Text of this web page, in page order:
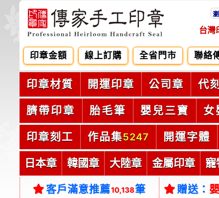
台灣
印章金額 線上訂購 全省門市 聯絡
印章材質 開運印章 公司章 代
臍帶印章 胎毛筆 嬰兒三寶 女
印章刻工 作品集5247 開運字體
日本章 韓國章 大陸章 金屬印章 寵
客戶滿意推薦10,138筆 贈送：